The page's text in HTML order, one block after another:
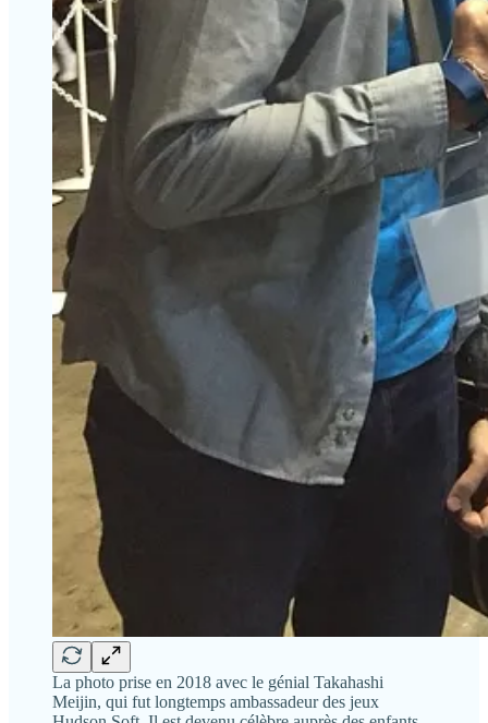
La photo prise en 2018 avec le génial Takahashi
Meijin, qui fut longtemps ambassadeur des jeux